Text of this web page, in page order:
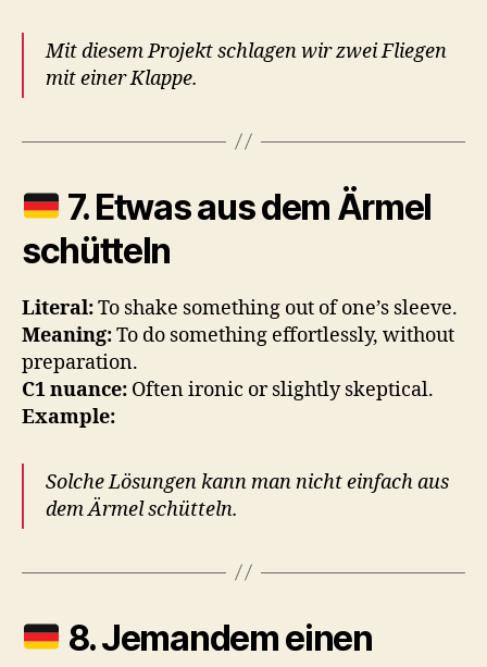
Mit diesem Projekt schlagen wir zwei Fliegen
mit einer Klappe.
7.Etwas aus dem Ärmel
schütteln
Literal:To shake something out of one’s sleeve.
Meaning:To do something effortlessly, without
preparation.
C1 nuance: Often ironic or slightly skeptical.
Example:
Solche Lösungen kann man nicht einfach aus
dem Ärmel schütteln.
8.Jemandem einen